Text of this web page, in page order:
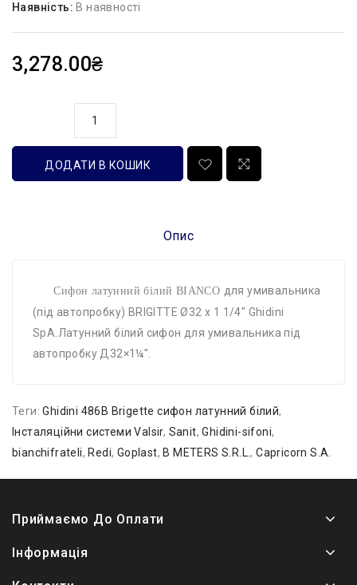
Наявність: В наявності
3,278.00₴
ДОДАТИ В КОШИК
Опис
Сифон латунний білий BIANCO для умивальника
(під автопробку) BRIGITTE Ø32 х 1 1/4″ Ghidini
SpA.Латунний білий сифон для умивальника під
автопробку Д32×1¼".
Теги:Ghidini 486B Brigette сифон латунний білий,
Інсталяційни системи Valsir, Sanit,Ghidini-sifoni,
bianchifrateli, Redi, Goplast, B METERS S.R.L.,Capricorn S.A.
Приймаємо До Оплати
Інформація